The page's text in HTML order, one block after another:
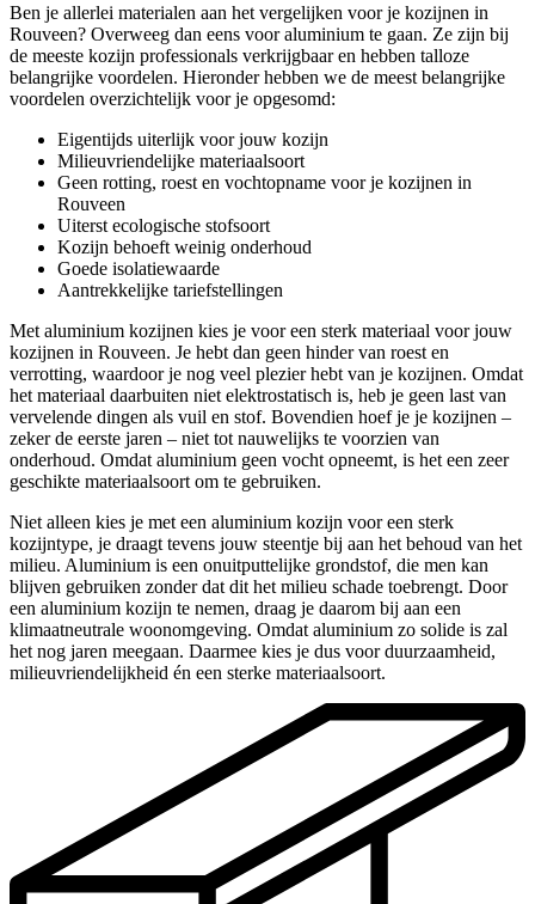
Ben je allerlei materialen aan het vergelijken voor je kozijnen in
Rouveen? Overweeg dan eens voor aluminium te gaan. Ze zijn bij
de meeste kozijn professionals verkrijgbaar en hebben talloze
belangrijke voordelen. Hieronder hebben we de meest belangrijke
voordelen overzichtelijk voor je opgesomd:
Eigentijds uiterlijk voor jouw kozijn
Milieuvriendelijke materiaalsoort
Geen rotting, roest en vochtopname voor je kozijnen in
Rouveen
Uiterst ecologische stofsoort
Kozijn behoeft weinig onderhoud
Goede isolatiewaarde
Aantrekkelijke tariefstellingen
Met aluminium kozijnen kies je voor een sterk materiaal voor jouw
kozijnen in Rouveen. Je hebt dan geen hinder van roest en
verrotting, waardoor je nog veel plezier hebt van je kozijnen. Omdat
het materiaal daarbuiten niet elektrostatisch is, heb je geen last van
vervelende dingen als vuil en stof. Bovendien hoef je je kozijnen –
zeker de eerste jaren – niet tot nauwelijks te voorzien van
onderhoud. Omdat aluminium geen vocht opneemt, is het een zeer
geschikte materiaalsoort om te gebruiken.
Niet alleen kies je met een aluminium kozijn voor een sterk
kozijntype, je draagt tevens jouw steentje bij aan het behoud van het
milieu. Aluminium is een onuitputtelijke grondstof, die men kan
blijven gebruiken zonder dat dit het milieu schade toebrengt. Door
een aluminium kozijn te nemen, draag je daarom bij aan een
klimaatneutrale woonomgeving. Omdat aluminium zo solide is zal
het nog jaren meegaan. Daarmee kies je dus voor duurzaamheid,
milieuvriendelijkheid én een sterke materiaalsoort.